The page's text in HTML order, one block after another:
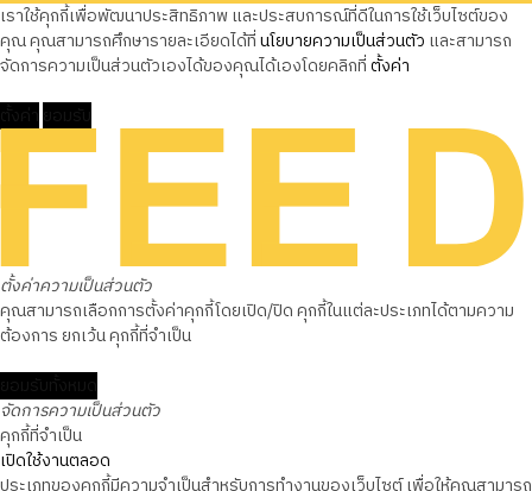
เราใช้คุกกี้เพื่อพัฒนาประสิทธิภาพ และประสบการณ์ที่ดีในการใช้เว็บไซต์ของ
คุณ คุณสามารถศึกษารายละเอียดได้ที่นโยบายความเป็นส่วนตัว และสามารถ
จัดการความเป็นส่วนตัวเองได้ของคุณได้เองโดยคลิกที่ตั้งค่า
ตั้งค่าความเป็นส่วนตัว
คุณสามารถเลือกการตั้งค่าคุกกี้โดยเปิด/ปิด คุกกี้ในแต่ละประเภทได้ตามความ
ต้องการ ยกเว้น คุกกี้ที่จำเป็น
จัดการความเป็นส่วนตัว
คุกกี้ที่จำเป็น
เปิดใช้งานตลอด